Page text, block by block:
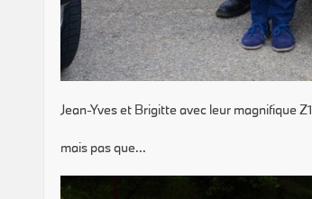
Jean-Yves et Brigitte avec leur magnifique Z1
mais pas que...